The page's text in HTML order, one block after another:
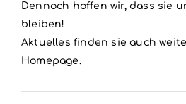
Dennoch hoffen wir, dass sie
bleiben!
Aktuelles finden sie auch
Homepage.